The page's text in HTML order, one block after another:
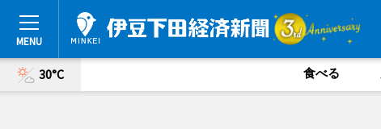
30°C 食べる